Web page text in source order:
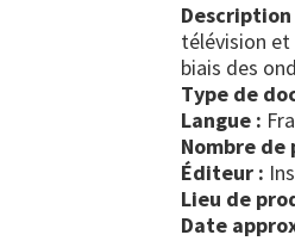
Description
télévision et
biais des
Type de
Langue :
Nombre de
Éditeur :
Lieu de
Date